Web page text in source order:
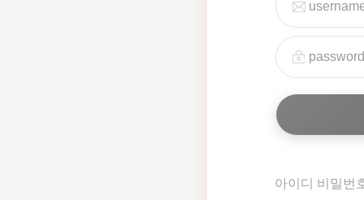
아이디 비밀번